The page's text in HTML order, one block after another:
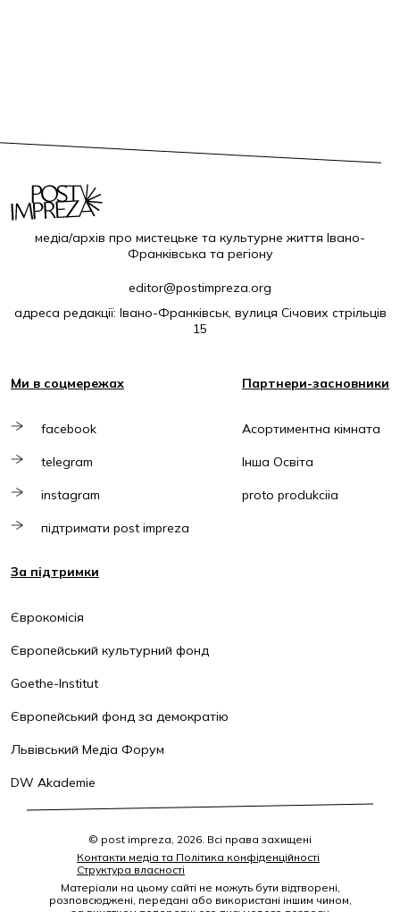
медіа/архів про мистецьке та культурне життя Івано-
Франківська та регіону
editor@postimpreza.org
адреса редакції: Івано-Франківськ, вулиця Січових стрільців
15
Ми в соцмережах
facebook
telegram
instagram
підтримати post impreza
Партнери-засновники
Асортиментна кімната
Інша Освіта
proto produkciia
За підтримки
Єврокомісія
Європейський культурний фонд
Goethe-Institut
Європейський фонд за демократію
Львівський Медіа Форум
DW Akademie
© post impreza, 2026. Всі права захищені
Контакти медіа та Політика конфіденційності
Структура власності
Матеріали на цьому сайті не можуть бути відтворені,
розповсюджені, передані або використані іншим чином,